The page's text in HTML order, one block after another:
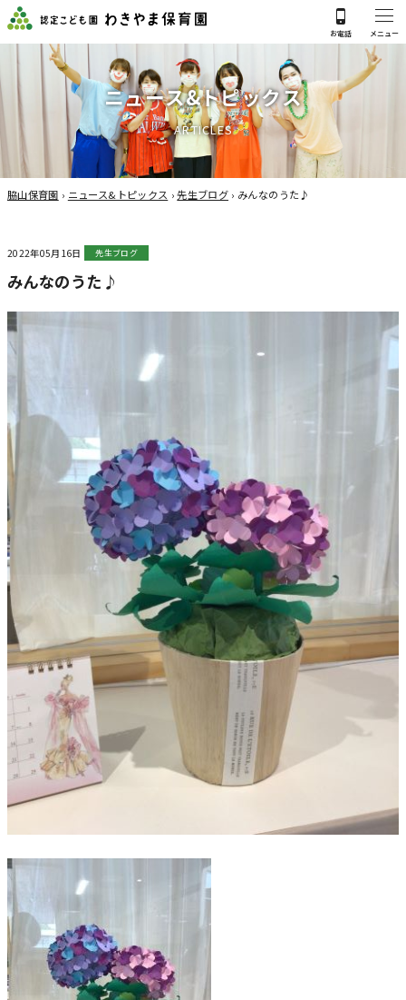
ニュース&トピックス
ARTICLES
脇山保育園 › ニュース&トピックス ›先生ブログ › みんなのうた♪
2022年05月16日 先生ブログ
みんなのうた♪